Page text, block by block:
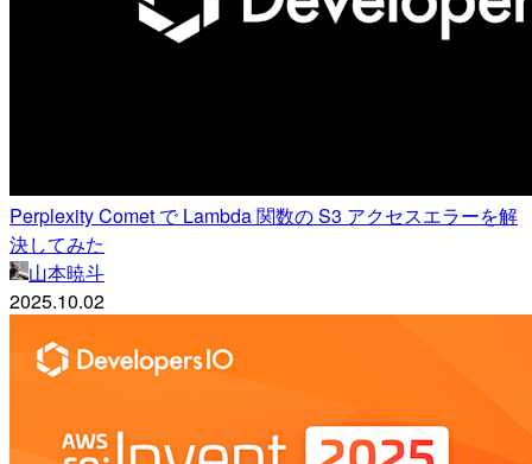
Perplexity Comet で Lambda 関数の S3 アクセスエラーを解
決してみた
山本暁斗
2025.10.02